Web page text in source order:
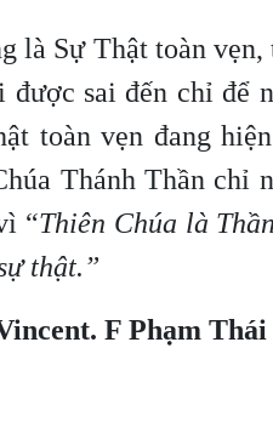
là Sự Thật toàn vẹn,
được sai đến chỉ để
toàn vẹn đang
Thánh Thần chỉ
“Thiên Chúa là
thật.”
F Phạm